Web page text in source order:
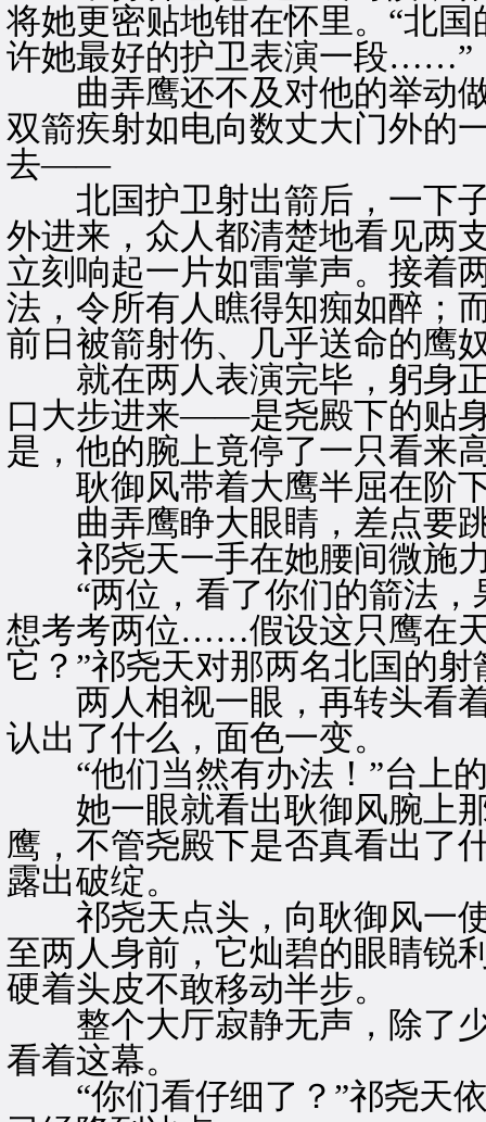
将她更密贴地钳在怀里。“北
许她最好的护卫表演一段……”
曲弄鹰还不及对他的举动做
双箭疾射如电向数丈大门外的
去——
北国护卫射出箭后，一下子
外进来，众人都清楚地看见
立刻响起一片如雷掌声。接着
法，令所有人瞧得知痴如醉；
前日被箭射伤、几乎送命的
就在两人表演完毕，躬身正
口大步进来——是尧殿下的贴
是，他的腕上竟停了一只看来
耿御风带着大鹰半屈在阶下
曲弄鹰睁大眼睛，差点要
祁尧天一手在她腰间微施
“两位，看了你们的箭法，
想考考两位……假设这只鹰在
它？”祁尧天对那两名北国的
两人相视一眼，再转头看着
认出了什么，面色一变。
“他们当然有办法！”台上的
她一眼就看出耿御风腕上那
鹰，不管尧殿下是否真看出了
露出破绽。
祁尧天点头，向耿御风一
至两人身前，它灿碧的眼睛锐
硬着头皮不敢移动半步。
整个大厅寂静无声，除了少
看着这幕。
“你们看仔细了？”祁尧天依